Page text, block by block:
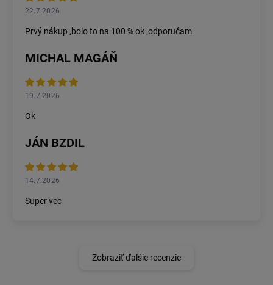
22.7.2026
Prvý nákup ,bolo to na 100 % ok ,odporučam
MICHAL MAGÁŇ
19.7.2026
Ok
JÁN BZDIL
14.7.2026
Super vec
Zobraziť ďalšie recenzie